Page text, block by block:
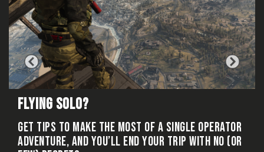
FLYING SOLO?
GET TIPS TO MAKE THE MOST OF A SINGLE OPERATOR
ADVENTURE, AND YOU’LL END YOUR TRIP WITH NO (OR